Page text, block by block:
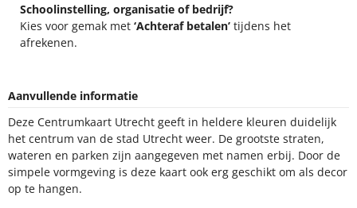
Schoolinstelling, organisatie of bedrijf?
Kies voor gemak met ‘Achteraf betalen’ tijdens het
afrekenen.
Aanvullende informatie
Deze Centrumkaart Utrecht geeft in heldere kleuren duidelijk
het centrum van de stad Utrecht weer. De grootste straten,
wateren en parken zijn aangegeven met namen erbij. Door de
simpele vormgeving is deze kaart ook erg geschikt om als decor
op te hangen.